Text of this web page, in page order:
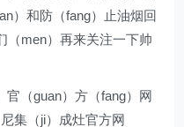
）和防（fang）止油烟回
（men）再来关注一下帅
官（guan）方（fang）网
集（ji）成灶官方网